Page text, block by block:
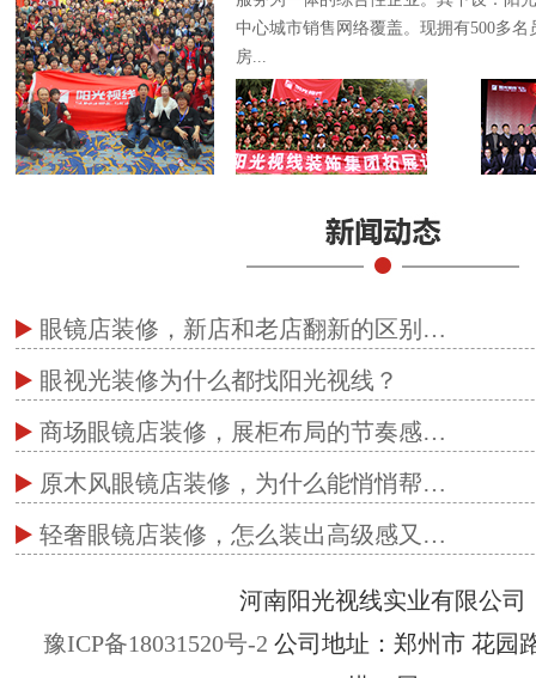
中心城市销售网络覆盖。现拥有500多
房...
眼镜店装修，新店和老店翻新的区别…
眼视光装修为什么都找阳光视线？
商场眼镜店装修，展柜布局的节奏感…
原木风眼镜店装修，为什么能悄悄帮…
轻奢眼镜店装修，怎么装出高级感又…
河南阳光视线实业有限公司
豫ICP备18031520号-2 公司地址：郑州市 花园